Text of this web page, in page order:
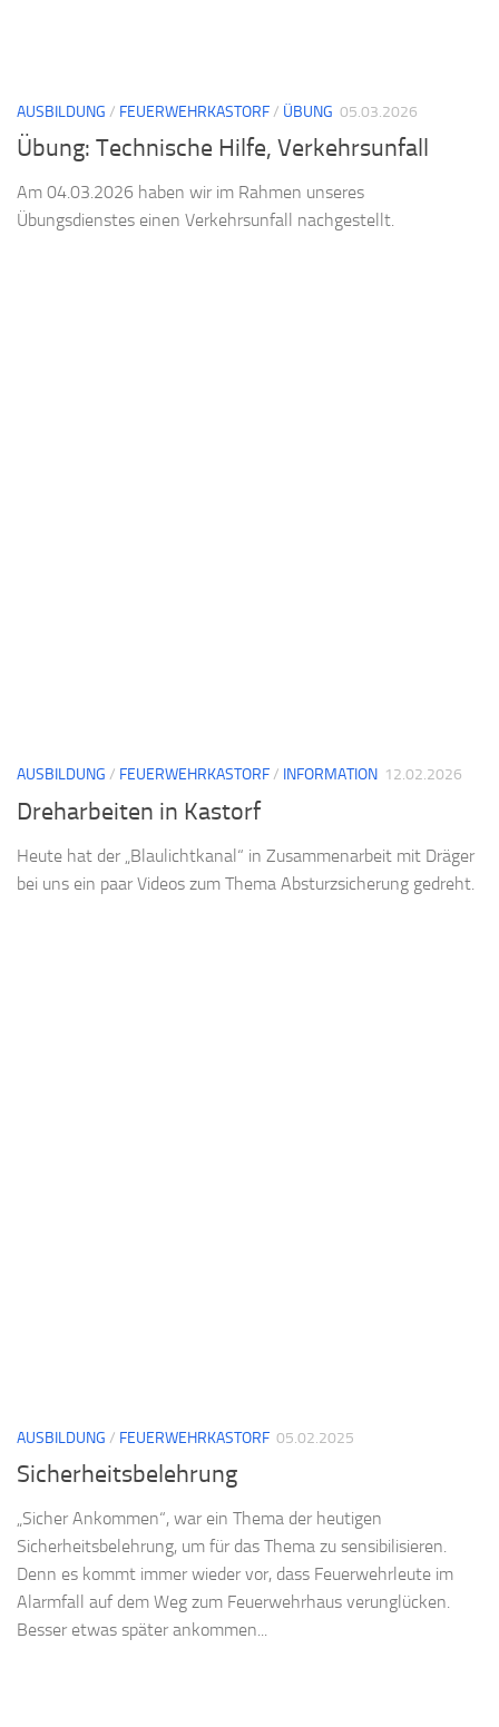
AUSBILDUNG / FEUERWEHRKASTORF/ ÜBUNG 05.03.2026
Übung: Technische Hilfe, Verkehrsunfall
Am 04.03.2026 haben wir im Rahmen unseres
Übungsdienstes einen Verkehrsunfall nachgestellt.
AUSBILDUNG / FEUERWEHRKASTORF/ INFORMATION 12.02.2026
Dreharbeiten in Kastorf
Heute hat der „Blaulichtkanal“ in Zusammenarbeit mit Dräger
bei uns ein paar Videos zum Thema Absturzsicherung gedreht.
AUSBILDUNG / FEUERWEHRKASTORF 05.02.2025
Sicherheitsbelehrung
„Sicher Ankommen“, war ein Thema der heutigen
Sicherheitsbelehrung, um für das Thema zu sensibilisieren.
Denn es kommt immer wieder vor, dass Feuerwehrleute im
Alarmfall auf dem Weg zum Feuerwehrhaus verunglücken.
Besser etwas später ankommen...